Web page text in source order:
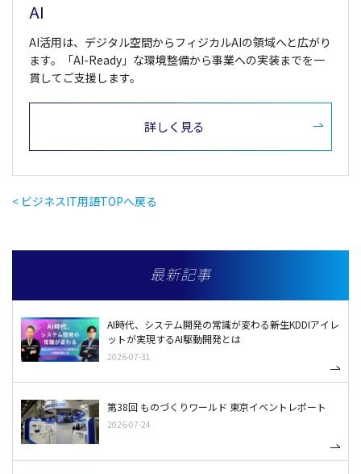
AI
AI活用は、デジタル空間からフィジカルAIの領域へと広がり
ます。「AI-Ready」な環境整備から事業への実装までを一
貫してご支援します。
詳しく見る
< ビジネスIT用語TOPへ戻る
最新記事
AI時代、システム開発の常識が変わる――新生KDDIアイレ
ットが実現するAI駆動開発とは
2026-07-31
第38回 ものづくりワールド 東京イベントレポート
2026-07-24